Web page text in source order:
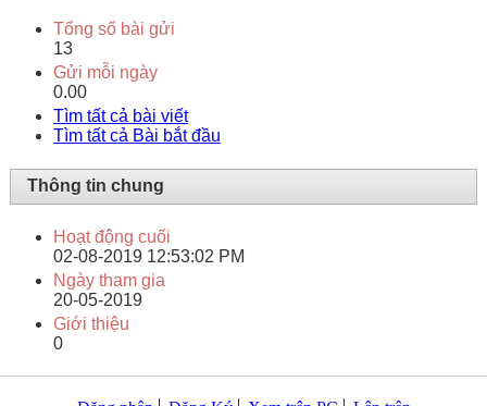
Tổng số bài gửi
13
Gửi mỗi ngày
0.00
Tìm tất cả bài viết
Tìm tất cả Bài bắt đầu
Thông tin chung
Hoạt động cuối
02-08-2019 12:53:02 PM
Ngày tham gia
20-05-2019
Giới thiệu
0